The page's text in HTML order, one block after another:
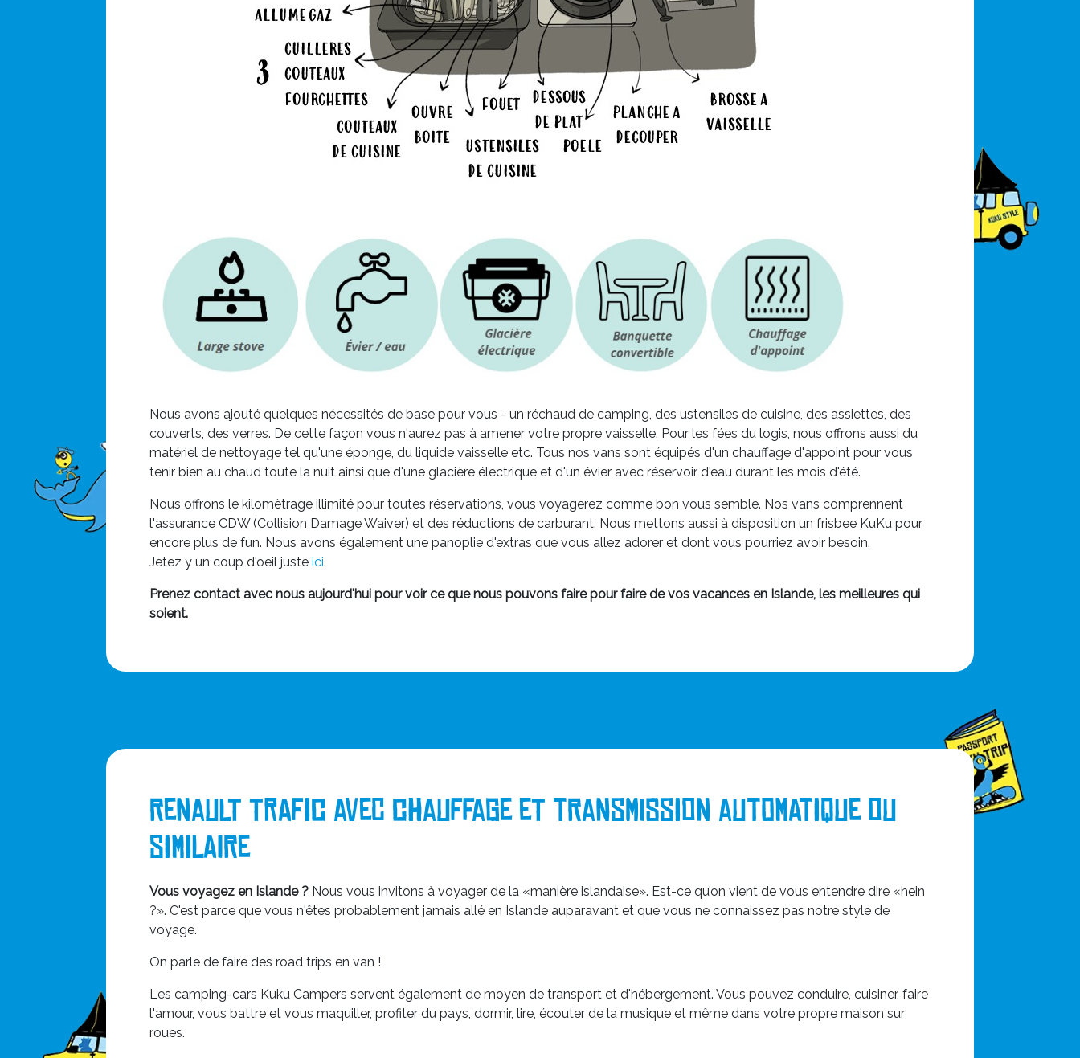
Nous avons ajouté quelques nécessités de base pour vous - un réchaud de camping, des ustensiles de cuisine, des assiettes, des
couverts, des verres. De cette façon vous n'aurez pas à amener votre propre vaisselle. Pour les fées du logis, nous offrons aussi du
matériel de nettoyage tel qu'une éponge, du liquide vaisselle etc. Tous nos vans sont équipés d'un chauffage d'appoint pour vous
tenir bien au chaud toute la nuit ainsi que d'une glacière électrique et d'un évier avec réservoir d'eau durant les mois d'été.
Nous offrons le kilomètrage illimité pour toutes réservations, vous voyagerez comme bon vous semble. Nos vans comprennent
l'assurance CDW (Collision Damage Waiver) et des réductions de carburant. Nous mettons aussi à disposition un frisbee KuKu pour
encore plus de fun. Nous avons également une panoplie d'extras que vous allez adorer et dont vous pourriez avoir besoin.
Jetez y un coup d'oeil juste ici.
Prenez contact avec nous aujourd'hui pour voir ce que nous pouvons faire pour faire de vos vacances en Islande, les meilleures qui
soient.
Renault Trafic avec chauffage et transmission automatique ou
similaire
Vous voyagez en Islande ? Nous vous invitons à voyager de la «manière islandaise». Est-ce qu’on vient de vous entendre dire «hein
?». C'est parce que vous n'êtes probablement jamais allé en Islande auparavant et que vous ne connaissez pas notre style de
voyage.
On parle de faire des road trips en van !
Les camping-cars Kuku Campers servent également de moyen de transport et d'hébergement. Vous pouvez conduire, cuisiner, faire
l'amour, vous battre et vous maquiller, profiter du pays, dormir, lire, écouter de la musique et même dans votre propre maison sur
roues.